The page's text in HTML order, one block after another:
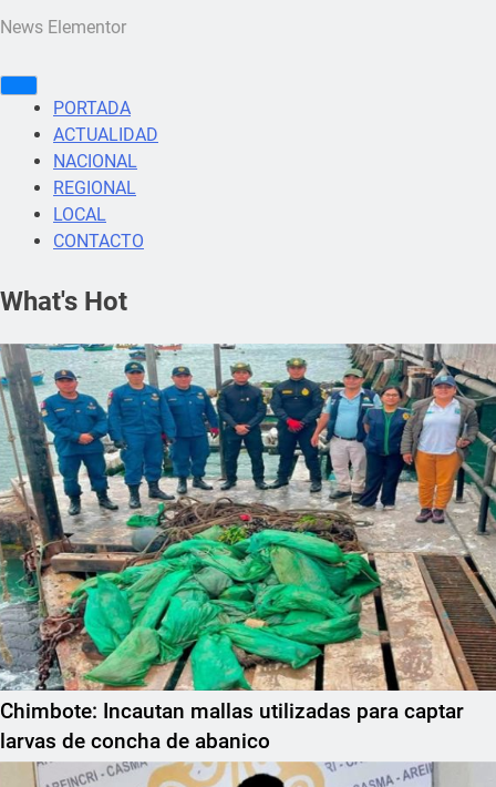
News Elementor
PORTADA
ACTUALIDAD
NACIONAL
REGIONAL
LOCAL
CONTACTO
What's Hot
Chimbote: Incautan mallas utilizadas para captar
larvas de concha de abanico